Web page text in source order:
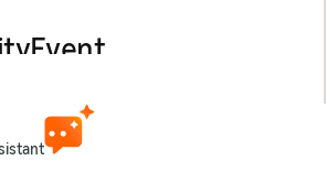
は、UIを使って操作が行われた
リからユーザー補助機能へのメッセ
補助機能イベントをトリガーする